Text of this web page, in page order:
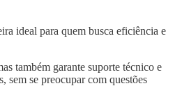
ideal para quem busca eficiência e
também garante suporte técnico e
sem se preocupar com questões